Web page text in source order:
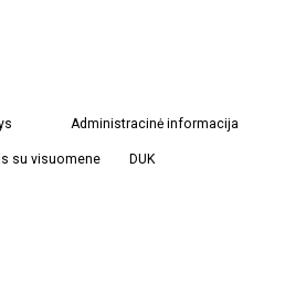
Administracinė informacija
su visuomene DUK